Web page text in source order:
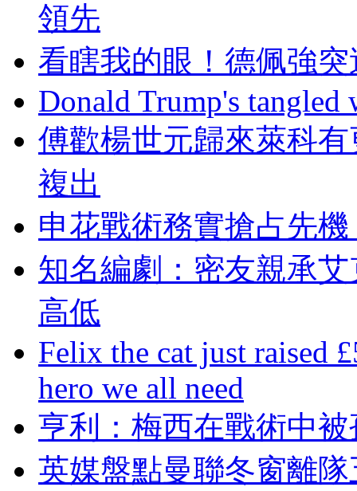
領先
看瞎我的眼！德佩
Donald Trump's tangled
傅歡楊世元歸來萊科
複出
申花戰術務實搶占先
知名編劇：密友親
高低
Felix the cat just raised
hero we all need
亨利 ：梅西在戰術
英媒盤點曼聯冬窗離